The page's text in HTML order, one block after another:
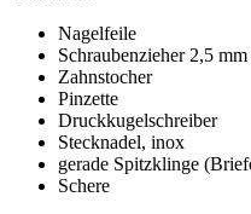
Nagelfeile
Schraubenzieher 2,5 mm
Zahnstocher
Pinzette
Druckkugelschreiber
Stecknadel, inox
gerade Spitzklinge
Schere